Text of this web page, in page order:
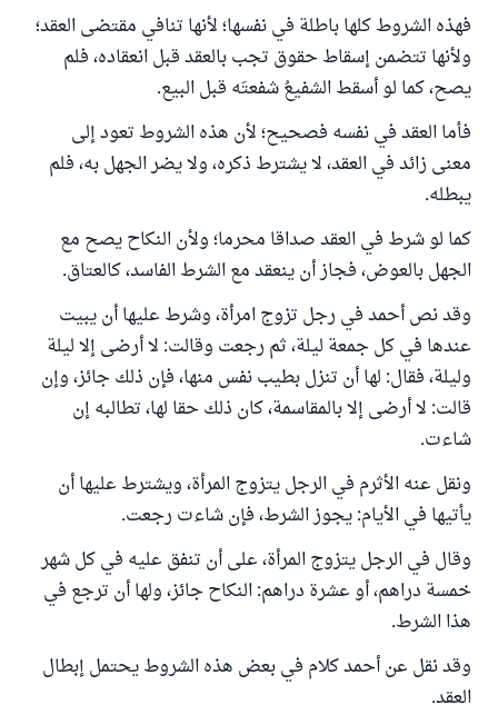
فهذه الشروط كلها باطلة في نفسها؛ لأنها تنافي مقتضى العقد؛
ولأنها تتضمن إسقاط حقوق تجب بالعقد قبل انعقاده، فلم
يصح، كما لو أسقط الشفيعُ شفعتَه قبل البيع.
فأما العقد في نفسه فصحيح؛ لأن هذه الشروط تعود إلى
معنى زائد في العقد، لا يشترط ذكره، ولا يضر الجهل به، فلم
يبطله.
كما لو شرط في العقد صداقا محرما؛ ولأن النكاح يصح مع
الجهل بالعوض، فجاز أن ينعقد مع الشرط الفاسد، كالعتاق.
وقد نص أحمد في رجل تزوج امرأة، وشرط عليها أن يبيت
عندها في كل جمعة ليلة، ثم رجعت وقالت: لا أرضى إلا ليلة
وليلة، فقال: لها أن تنزل بطيب نفس منها، فإن ذلك جائز، وإن
قالت: لا أرضى إلا بالمقاسمة، كان ذلك حقا لها، تطالبه إن
شاءت.
ونقل عنه الأثرم في الرجل يتزوج المرأة، ويشترط عليها أن
يأتيها في الأيام: يجوز الشرط، فإن شاءت رجعت.
وقال في الرجل يتزوج المرأة، على أن تنفق عليه في كل شهر
خمسة دراهم، أو عشرة دراهم: النكاح جائز، ولها أن ترجع في
هذا الشرط.
وقد نقل عن أحمد كلام في بعض هذه الشروط يحتمل إبطال
العقد.